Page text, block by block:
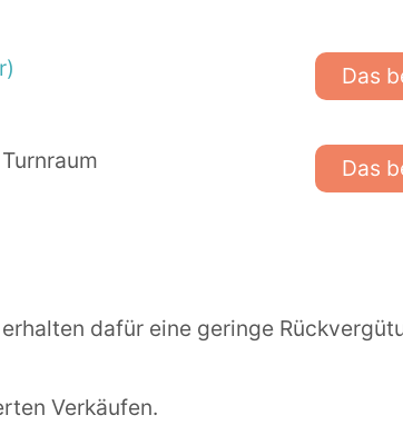
Das
Das
dafür eine geringe
Verkäufen.